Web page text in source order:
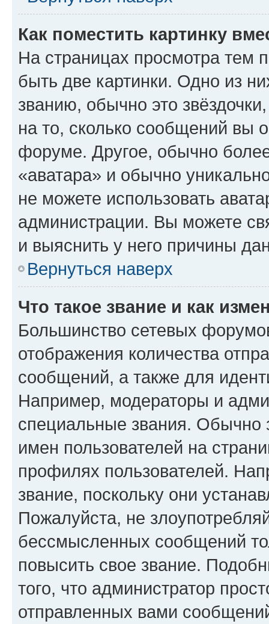
Как поместить картинку
На страницах просмотра тем
быть две картинки. Одно из
званию, обычно это
на то, сколько сообщений вы
форуме. Другое, обычно
«аватара» и обычно
не можете использовать
администрации. Вы можете
и выяснить у него причины
Вернуться наверх
Что такое звание и как
Большинство сетевых
отображения количества
сообщений, а также для
Например, модераторы и
специальные звания. Обычно
имен пользователей на
профилях пользователей.
звание, поскольку они
Пожалуйста, не
бессмысленных сообщений
повысить свое звание.
того, что администратор
отправленных вами